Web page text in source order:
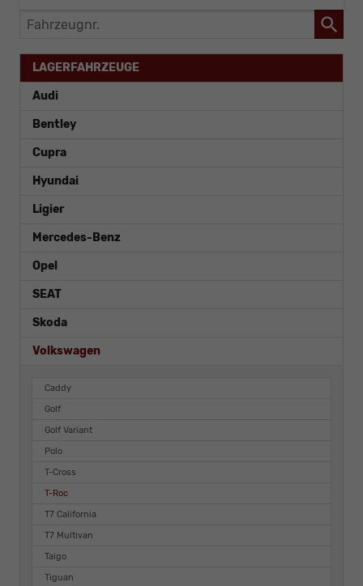
Fahrzeugnr.
LAGERFAHRZEUGE
Audi
Bentley
Cupra
Hyundai
Ligier
Mercedes-Benz
Opel
SEAT
Skoda
Volkswagen
Caddy
Golf
Golf Variant
Polo
T-Cross
T-Roc
T7 California
T7 Multivan
Taigo
Tiguan